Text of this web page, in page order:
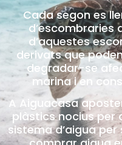
Cada segon es
d’escombraries
d’aquestes
derivats que
degradar-se
marina i en
A Aiguacasa
plàstics nocius per
sistema d’aigua